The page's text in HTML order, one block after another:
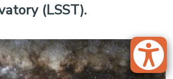
(LSST).